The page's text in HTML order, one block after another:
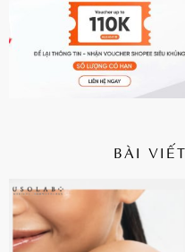
BÀI